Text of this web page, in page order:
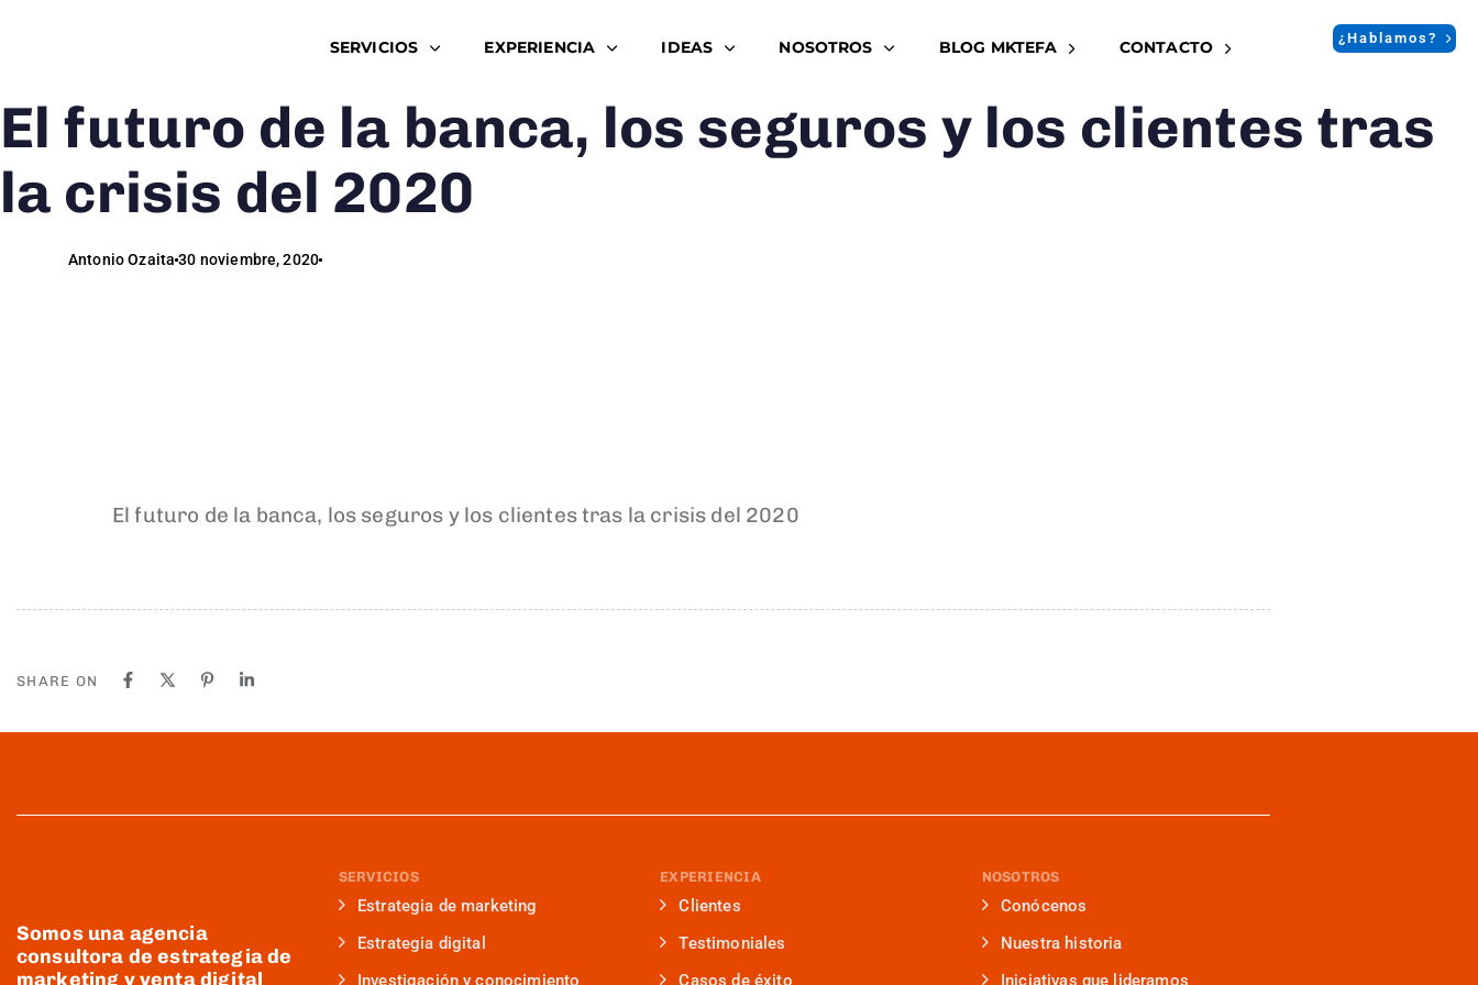
SERVICIOS EXPERIENCIA IDEAS NOSOTROS BLOG MKTEFA CONTACTO ¿Hablamos?
El futuro de la banca, los seguros y los clientes tras
la crisis del 2020
Author
Antonio Ozaita
Published
on:
30 noviembre, 2020
Published
in:
El futuro de la banca, los seguros y los clientes tras la crisis del 2020
SHARE ON
Somos una agencia
consultora de estrategia de
marketing y venta digital
SERVICIOS
Estrategia de marketing
Estrategia digital
Investigación y conocimiento
EXPERIENCIA
Clientes
Testimoniales
Casos de éxito
NOSOTROS
Conócenos
Nuestra historia
Iniciativas que lideramos